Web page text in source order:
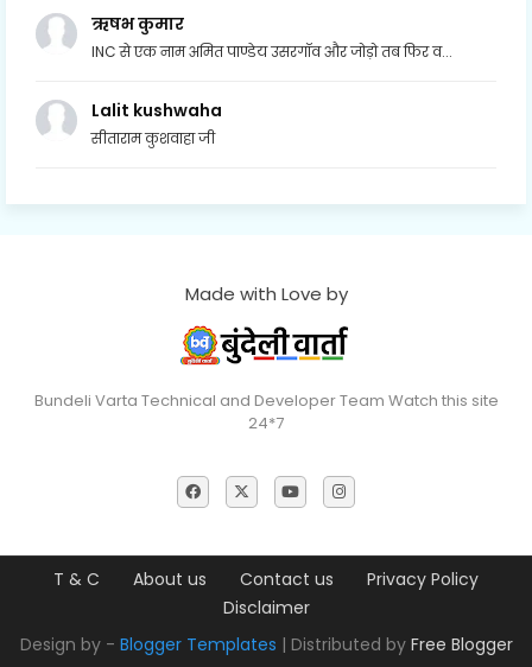
ऋषभ कुमार
INC से एक नाम अमित पाण्डेय उसरगॉव और जोड़ो तब फिर व...
Lalit kushwaha
सीताराम कुशवाहा जी
Made with Love by
Bundeli Varta Technical and Developer Team Watch this site
24*7
T & C About us Contact us
Privacy Policy
Disclaimer
Design by - Blogger Templates | Distributed by Free Blogger